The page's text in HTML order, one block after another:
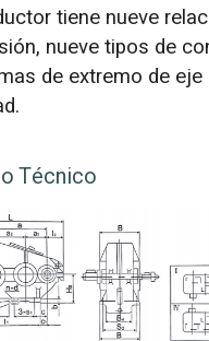
tiene nueve
nueve tipos de
de extremo de eje
Técnico